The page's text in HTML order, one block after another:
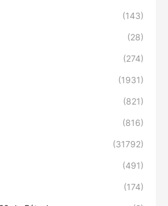
(143)
(28)
(274)
(1931)
(821)
(816)
(31792)
(491)
(174)